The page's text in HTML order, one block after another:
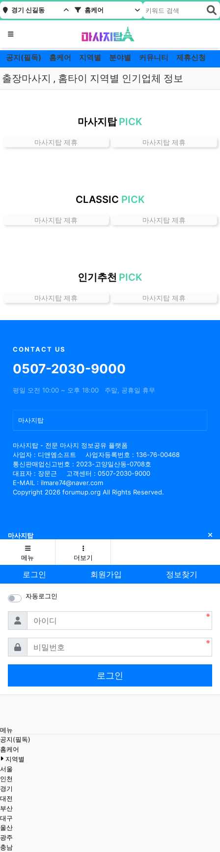
경기 신길동 홈케어
메뉴
공지(필독) 홈케어 지역별 분야별 커뮤니티 제휴신청
출장마사지 , 홈타이 지역별 인기업체 정보
동
곳
인
보
마사지탑 PICK
마사지탑 제휴 마사지탑 제휴
CLASSIC PICK
마사지탑 제휴 마사지탑 제휴
인기추천 PICK
마사지탑 제휴 마사지탑 제휴
CONTACT US
0507-2030-9000
평일 오전 10:00 ~ 오후 18:00 주말, 공휴일 휴무
마사지탑
마사지탑 - 전문 마사지 정보공유 플랫폼
사업자 : 디앤엠소프트
사업자등록번호 : 136-76-00468
통신판매업신고번호 : 2023-고양일산동-0708호
대표자 : 장문근
고객센터 : 0507-2030-9000
E-MAIL : ilmare74@naver.com
Copyright 2026 forumup.org All Rights Reserved.
마사지탑 닫
메뉴 더보기
로그인 회원가입 정보찾기
자동로그인
아이디
비밀번호
로그인
메뉴
공지(필독)
홈케어
지역별
서울
인천
경기
대전
부산
대구
울산
광주
충남